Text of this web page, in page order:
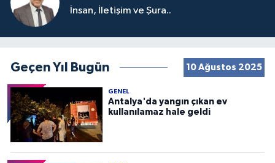
İnsan, İletişim ve Şura..
Geçen Yıl Bugün 10 Ağustos 2025
GENEL
Antalya'da yangın çıkan ev
kullanılamaz hale geldi